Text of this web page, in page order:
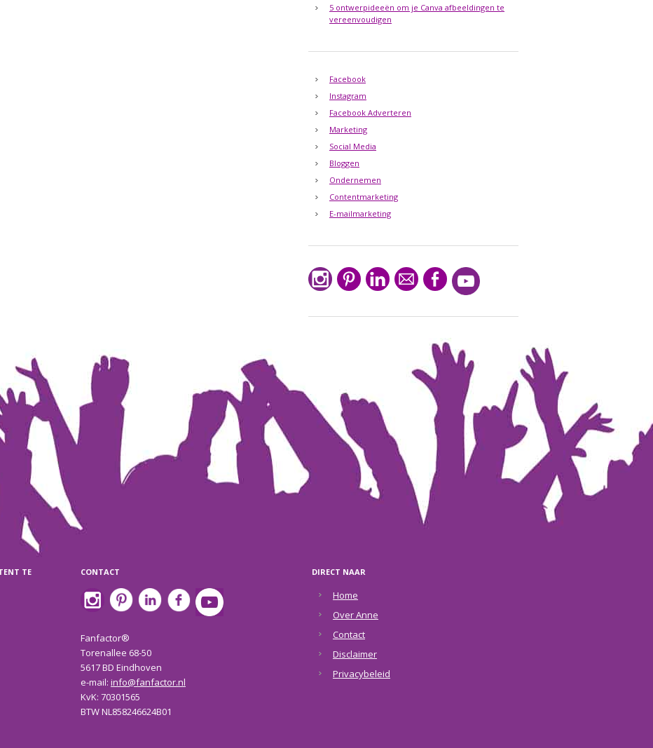
5 ontwerpideeën om je Canva afbeeldingen te
vereenvoudigen
Facebook
Instagram
Facebook Adverteren
Marketing
Social Media
Bloggen
Ondernemen
Contentmarketing
E-mailmarketing
TE
CONTACT
Fanfactor®
Torenallee 68-50
5617 BD Eindhoven
e-mail: info@fanfactor.nl
KvK: 70301565
BTW NL858246624B01
DIRECT NAAR
Home
Over Anne
Contact
Disclaimer
Privacybeleid